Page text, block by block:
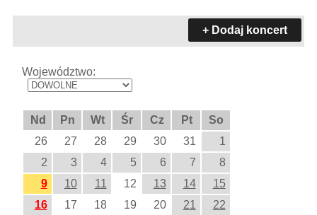
+ Dodaj koncert
Województwo:
Nd Pn Wt Śr Cz Pt
So
26
27 28 29 30 31
1
2
3 4 5 6 7
8
9
10 11 12 13 14
15
16
17 18 19 20 21
22